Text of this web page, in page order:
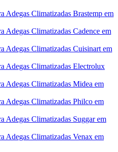
Adegas Climatizadas Brastemp em
Adegas Climatizadas Cadence em
Adegas Climatizadas Cuisinart em
Adegas Climatizadas Electrolux
Adegas Climatizadas Midea em
Adegas Climatizadas Philco em
Adegas Climatizadas Suggar em
Adegas Climatizadas Venax em